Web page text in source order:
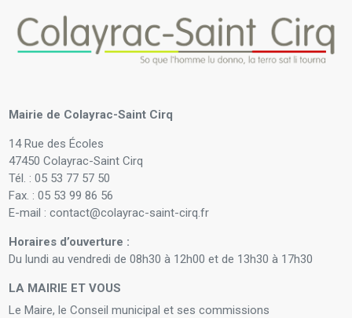
Mairie de Colayrac-Saint Cirq
14 Rue des Écoles
47450 Colayrac-Saint Cirq
Tél. : 05 53 77 57 50
Fax. : 05 53 99 86 56
E-mail : contact@colayrac-saint-cirq.fr
Horaires d’ouverture :
Du lundi au vendredi de 08h30 à 12h00 et de 13h30 à 17h30
LA MAIRIE ET VOUS
Le Maire, le Conseil municipal et ses commissions